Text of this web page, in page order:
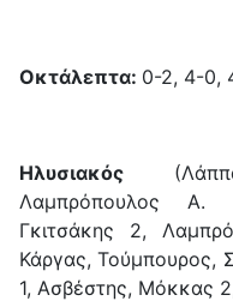
Οκτάλεπτα: 0-2, 4-0,
Ηλυσιακός
Λαμπρόπουλος Α.
Γκιτσάκης 2,
Κάργας, Τούμπουρος,
1, Ασβέστης, Μόκκας